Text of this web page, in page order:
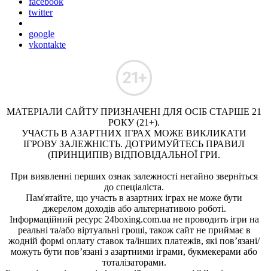
twitter
google
vkontakte
МАТЕРІАЛИ САЙТУ ПРИЗНАЧЕНІ ДЛЯ ОСІБ СТАРШЕ 21
РОКУ (21+).
УЧАСТЬ В АЗАРТНИХ ІГРАХ МОЖЕ ВИКЛИКАТИ
ІГРОВУ ЗАЛЕЖНІСТЬ. ДОТРИМУЙТЕСЬ ПРАВИЛ
(ПРИНЦИПІВ) ВІДПОВІДАЛЬНОЇ ГРИ.
При виявленні перших ознак залежності негайно зверніться
до спеціаліста.
Пам'ятайте, що участь в азартних іграх не може бути
джерелом доходів або альтернативою роботі.
Інформаційний ресурс 24boxing.com.ua не проводить ігри на
реальні та/або віртуальні гроші, також сайт не приймає в
жодній формі оплату ставок та/інших платежів, які пов’язані/
можуть бути пов’язані з азартними іграми, букмекерами або
тоталізаторами.